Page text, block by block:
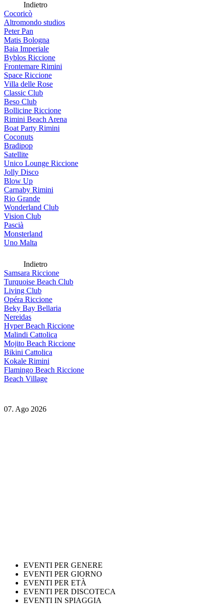
Indietro
Cocoricò
Altromondo studios
Peter Pan
Matis Bologna
Baia Imperiale
Byblos Riccione
Frontemare Rimini
Space Riccione
Villa delle Rose
Classic Club
Beso Club
Bollicine Riccione
Rimini Beach Arena
Boat Party Rimini
Coconuts
Bradipop
Satellite
Unico Lounge Riccione
Jolly Disco
Blow Up
Carnaby Rimini
Rio Grande
Wonderland Club
Vision Club
Pascià
Monsterland
Uno Malta
Indietro
Samsara Riccione
Turquoise Beach Club
Living Club
Opéra Riccione
Beky Bay Bellaria
Nereidas
Hyper Beach Riccione
Malindi Cattolica
Mojito Beach Riccione
Bikini Cattolica
Kokale Rimini
Flamingo Beach Riccione
Beach Village
07. Ago 2026
EVENTI PER GENERE
EVENTI PER GIORNO
EVENTI PER ETÀ
EVENTI PER DISCOTECA
EVENTI IN SPIAGGIA